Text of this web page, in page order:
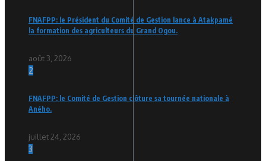
FNAFPP: le Président du Comité de Gestion lance à Atakpamé
la formation des agriculteurs du Grand Ogou.
août 3, 2026
2
FNAFPP: le Comité de Gestion clôture sa tournée nationale à
Aného.
juillet 24, 2026
3